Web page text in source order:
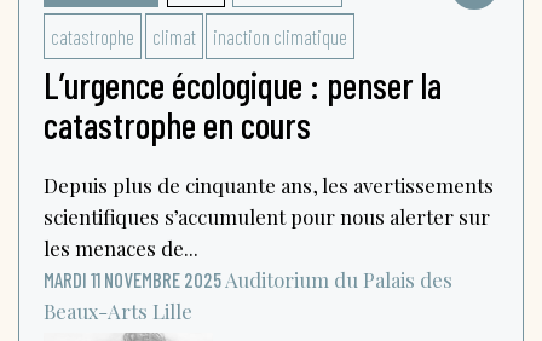
catastrophe climat inaction climatique
L’urgence écologique : penser la
catastrophe en cours
Depuis plus de cinquante ans, les avertissements
scientifiques s’accumulent pour nous alerter sur
les menaces de...
MARDI 11 NOVEMBRE 2025 Auditorium du Palais des
Beaux-Arts Lille